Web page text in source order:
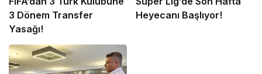
3 Dönem Transfer
Yasağı!
Heyecanı Başlıyor!